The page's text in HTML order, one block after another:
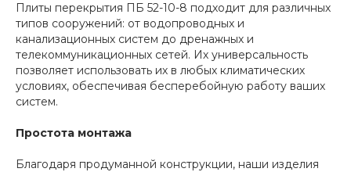
Плиты перекрытия ПБ 52-10-8 подходит для различных
типов сооружений: от водопроводных и
канализационных систем до дренажных и
телекоммуникационных сетей. Их универсальность
позволяет использовать их в любых климатических
условиях, обеспечивая бесперебойную работу ваших
систем.
Простота монтажа
Благодаря продуманной конструкции, наши изделия